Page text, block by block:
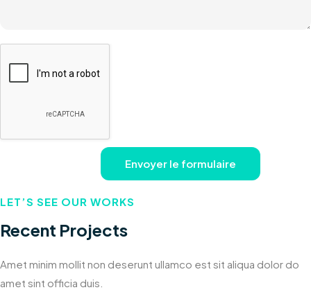
LET’S SEE OUR WORKS
Recent Projects
Amet minim mollit non deserunt ullamco est sit aliqua dolor do
amet sint officia duis.